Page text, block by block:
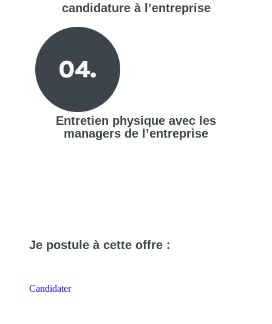
candidature à l’entreprise
Entretien physique avec les
managers de l’entreprise
Je postule à cette offre :
Candidater